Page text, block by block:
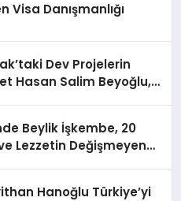
Visa Danışmanlığı
Dev Projelerin
Hasan Salim Beyoğlu,
Beylik İşkembe, 20
Lezzetin Değişmeyen
Hanoğlu Türkiye’yi